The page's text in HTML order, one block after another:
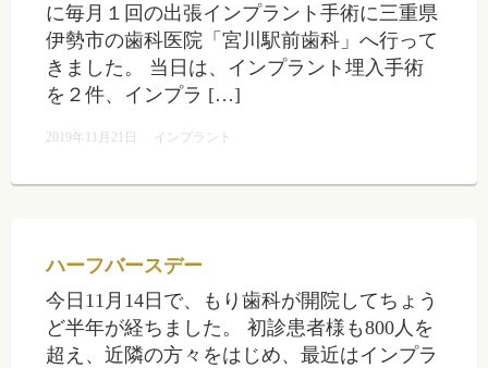
に毎月１回の出張インプラント手術に三重県
伊勢市の歯科医院「宮川駅前歯科」へ行って
きました。 当日は、インプラント埋入手術
を２件、インプラ […]
2019年11月21日 インプラント
ハーフバースデー
今日11月14日で、もり歯科が開院してちょう
ど半年が経ちました。 初診患者様も800人を
超え、近隣の方々をはじめ、最近はインプラ